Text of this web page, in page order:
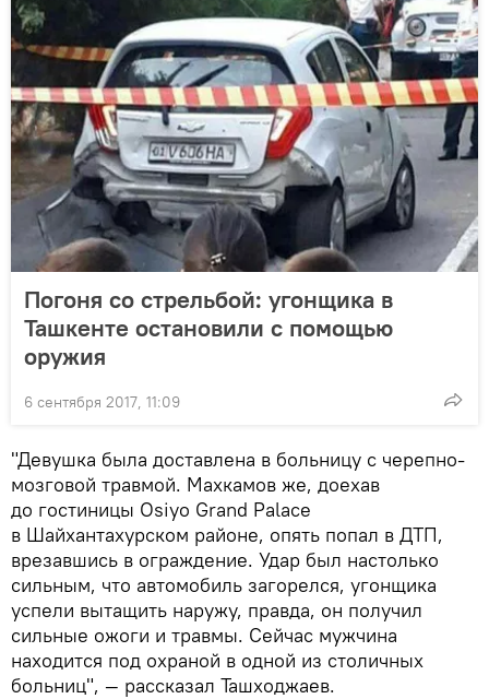
Погоня со стрельбой: угонщика в
Ташкенте остановили с помощью
оружия
6 сентября 2017, 11:09
"Девушка была доставлена в больницу с черепно-
мозговой травмой. Махкамов же, доехав
до гостиницы Osiyo Grand Palace
в Шайхантахурском районе, опять попал в ДТП,
врезавшись в ограждение. Удар был настолько
сильным, что автомобиль загорелся, угонщика
успели вытащить наружу, правда, он получил
сильные ожоги и травмы. Сейчас мужчина
находится под охраной в одной из столичных
больниц", — рассказал Ташходжаев.